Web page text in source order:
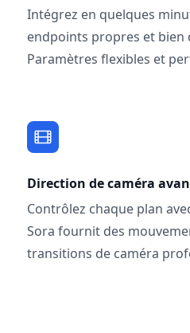
Intégrez en quelques
endpoints propres et bien
Paramètres flexibles et
Direction de caméra
Contrôlez chaque plan
Sora fournit des
transitions de caméra